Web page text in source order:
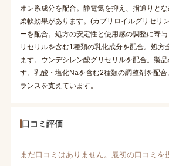
オン系成分を配合。静電気を抑え、指通りと
柔軟効果があります。(カプリロイルグリセリ
ーを配合。処方の安定性と使用感の調整に寄
リセリルを含む1種類の乳化成分を配合。処方
ます。ウンデシレン酸グリセリルを配合。製
す。乳酸・塩化Naを含む2種類の調整剤を配
ランスを支えています。
口コミ評価
まだ口コミはありません。最初の口コミを